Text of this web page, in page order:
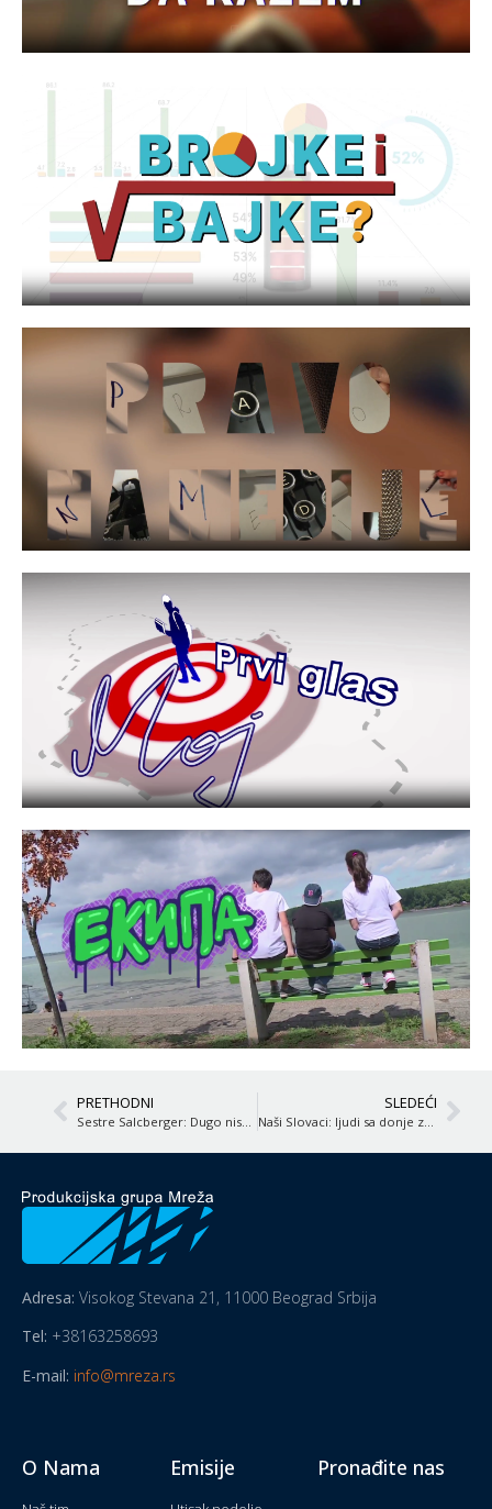
PRETHODNI SLEDEĆI
Naši Slovaci: ljudi sa donje zemlje
Adresa: Visokog Stevana 21, 11000 Beograd Srbija
Tel: +38163258693
E-mail: info@mreza.rs
O Nama Emisije Pronađite nas